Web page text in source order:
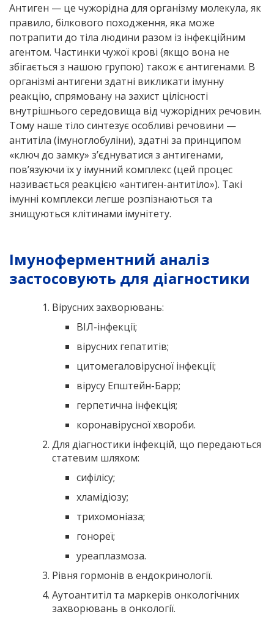
Антиген — це чужорідна для організму молекула, як
правило, білкового походження, яка може
потрапити до тіла людини разом із інфекційним
агентом. Частинки чужої крові (якщо вона не
збігається з нашою групою) також є антигенами. В
організмі антигени здатні викликати імунну
реакцію, спрямовану на захист цілісності
внутрішнього середовища від чужорідних речовин.
Тому наше тіло синтезує особливі речовини —
антитіла (імуноглобуліни), здатні за принципом
«ключ до замку» з’єднуватися з антигенами,
пов’язуючи їх у імунний комплекс (цей процес
називається реакцією «антиген-антитіло»). Такі
імунні комплекси легше розпізнаються та
знищуються клітинами імунітету.
Імуноферментний аналіз
застосовують для діагностики
Вірусних захворювань:
ВІЛ-інфекції;
вірусних гепатитів;
цитомегаловірусної інфекції;
вірусу Епштейн-Барр;
герпетична інфекція;
коронавірусної хвороби.
Для діагностики інфекцій, що передаються
статевим шляхом:
сифілісу;
хламідіозу;
трихомоніаза;
гонореї;
уреаплазмоза.
Рівня гормонів в ендокринології.
Аутоантитіл та маркерів онкологічних
захворювань в онкології.